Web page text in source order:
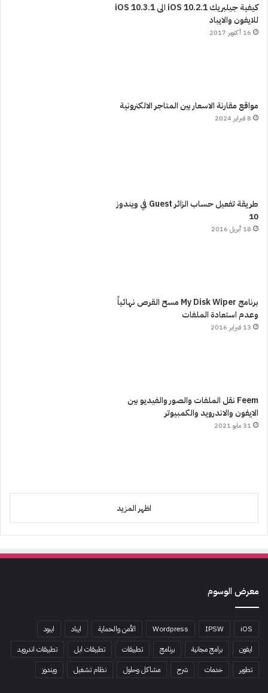
كيفية جيلبريك iOS 10.2.1 الى iOS 10.3.1
للايفون والايباد
16 أكتوبر 2017
مواقع مقارنة الاسعار بين المتاجر الالكترونية
8 فبراير 2024
طريقة تفعيل حساب الزائر Guest في ويندوز
10
18 أبريل 2016
برنامج My Disk Wiper مسح القرص نهائياً
وعدم استعادة الملفات
13 فبراير 2016
Feem نقل الملفات والصور والفيديو بين
الايفون والاندرويد والكمبيوتر
31 مايو 2021
اظهر المزيد
معرض الوسوم
iOS
IPSW
Wordpress الأمن والحماية ايباد
ايبود
ايفون
برامج مجانية برنامج تطبيقات تطبيقات ابل
تطبيقات اندرويد
تطوير
خدمات شرح مشاكل وحلول نظام تشغيل ويندوز